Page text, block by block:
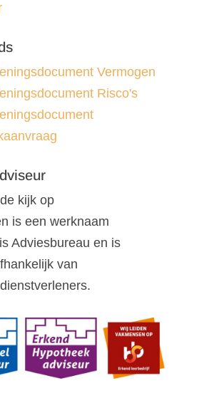
Vermogen
Risco's
kijk op
is een werknaam
Adviesbureau en is
van